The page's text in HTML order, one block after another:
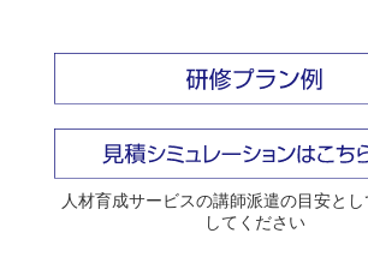
人材育成サービスの講師派遣の目安とし
してください